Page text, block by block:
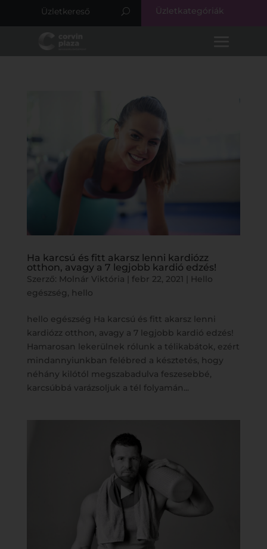
Üzletkategóriák
Ha karcsú és fitt akarsz lenni kardiózz
otthon, avagy a 7 legjobb kardió edzés!
Szerző: Molnár Viktória febr 22, 2021
Hello
egészség, hello
hello egészség Ha karcsú és fitt akarsz lenni
kardiózz otthon, avagy a 7 legjobb kardió edzés!
Hamarosan lekerülnek rólunk a télikabátok, ezért
mindannyiunkban felébred a késztetés, hogy
néhány kilótól megszabadulva feszesebbé,
karcsúbbá varázsoljuk a tél folyamán...